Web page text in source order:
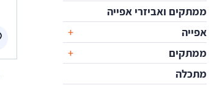
ממתקים ואביזרי אפייה
אפייה
ממתקים
מתכלה